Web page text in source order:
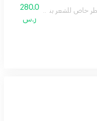
خاص للشعر بنفحات زهرية
280.0
ر.س